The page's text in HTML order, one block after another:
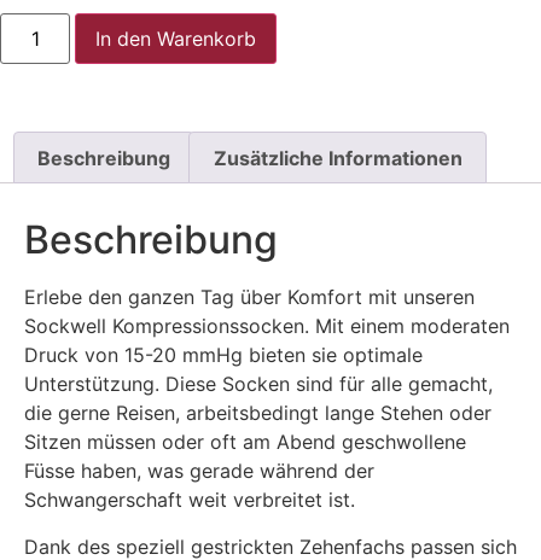
In den Warenkorb
Beschreibung Zusätzliche Informationen
Beschreibung
Erlebe den ganzen Tag über Komfort mit unseren
Sockwell Kompressionssocken. Mit einem moderaten
Druck von 15-20 mmHg bieten sie optimale
Unterstützung. Diese Socken sind für alle gemacht,
die gerne Reisen, arbeitsbedingt lange Stehen oder
Sitzen müssen oder oft am Abend geschwollene
Füsse haben, was gerade während der
Schwangerschaft weit verbreitet ist.
Dank des speziell gestrickten Zehenfachs passen sich